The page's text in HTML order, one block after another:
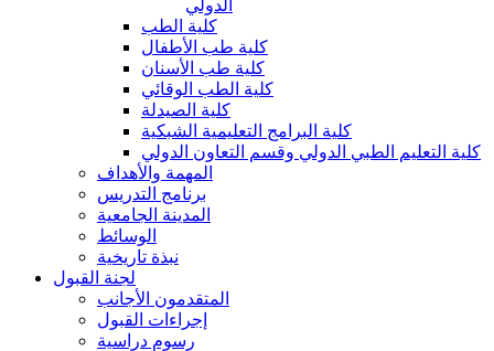
الدولي
كلية الطب
كلية طب الأطفال
كلية طب الأسنان
كلية الطب الوقائي
كلية الصيدلة
كلية البرامج التعليمية الشبكية
كلية التعليم الطبي الدولي وقسم التعاون الدولي
المهمة والأهداف
برنامج التدريس
المدينة الجامعية
الوسائط
نبذة تاريخية
لجنة القبول
المتقدمون الأجانب
إجراءات القبول
رسوم دراسية